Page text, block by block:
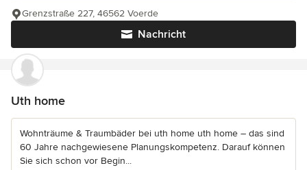
Nachricht
Grenzstraße 227, 46562 Voerde
Uth home
Wohnträume & Traumbäder bei uth home uth home – das sind
60 Jahre nachgewiesene Planungskompetenz. Darauf können
Sie sich schon vor Begin...